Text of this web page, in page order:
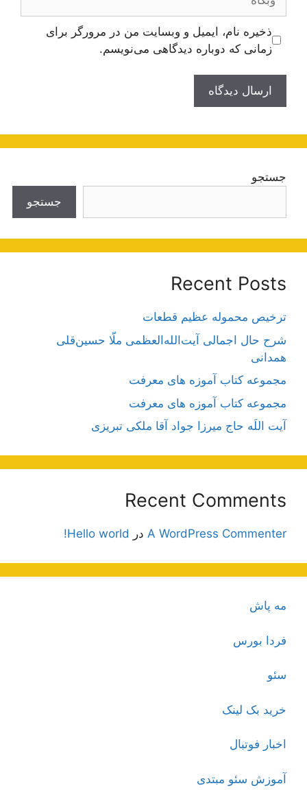
ذخیره نام، ایمیل و وبسایت من در مرورگر برای
زمانی که دوباره دیدگاهی می‌نویسم.
جستجو
جستجو
Recent Posts
ترخیص محموله عظیم قطعات
شرح حال اجمالی آیت‌الله‌العظمی ملّا حسین‌قلی
همدانی
مجموعه کتاب آموزه های معرفت
مجموعه کتاب آموزه های معرفت
آیت اللَه حاج میرزا جواد آقا ملکی تبریزی
Recent Comments
A WordPress Commenter در Hello world!
مه پاش
فردا بورس
سئو
خرید بک لینک
اخبار فوتبال
آموزش سئو مبتدی